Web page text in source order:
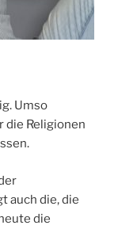
Umso
die Religionen
auch die, die
die